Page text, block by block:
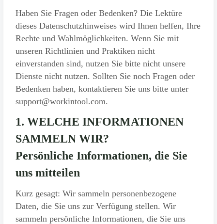
Haben Sie Fragen oder Bedenken? Die Lektüre
dieses Datenschutzhinweises wird Ihnen helfen, Ihre
Rechte und Wahlmöglichkeiten. Wenn Sie mit
unseren Richtlinien und Praktiken nicht
einverstanden sind, nutzen Sie bitte nicht unsere
Dienste nicht nutzen. Sollten Sie noch Fragen oder
Bedenken haben, kontaktieren Sie uns bitte unter
support@workintool.com.
1. WELCHE INFORMATIONEN
SAMMELN WIR?
Persönliche Informationen, die Sie
uns mitteilen
Kurz gesagt: Wir sammeln personenbezogene
Daten, die Sie uns zur Verfügung stellen. Wir
sammeln persönliche Informationen, die Sie uns